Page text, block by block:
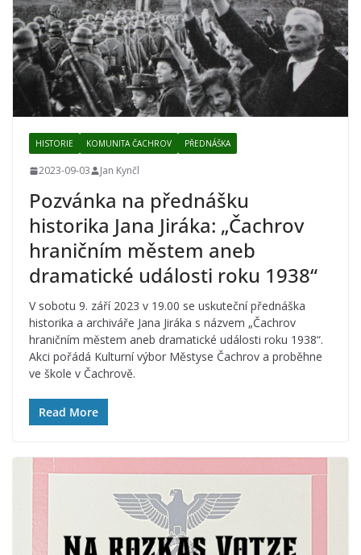
HISTORIE KOMUNITA ČACHROV PŘEDNÁŠKA
2023-09-03 Jan Kynčl
Pozvánka na přednášku
historika Jana Jiráka: „Čachrov
hraničním městem aneb
dramatické události roku 1938“
V sobotu 9. září 2023 v 19.00 se uskuteční přednáška
historika a archiváře Jana Jiráka s názvem „Čachrov
hraničním městem aneb dramatické události roku 1938“.
Akci pořádá Kulturní výbor Městyse Čachrov a proběhne
ve škole v Čachrově.
Read More